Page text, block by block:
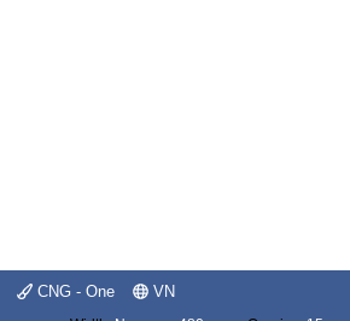
CNG - One VN